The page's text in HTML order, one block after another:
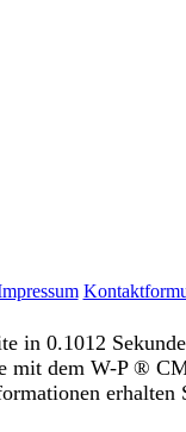
in 0.1012
mit dem W-P ®
erhalten